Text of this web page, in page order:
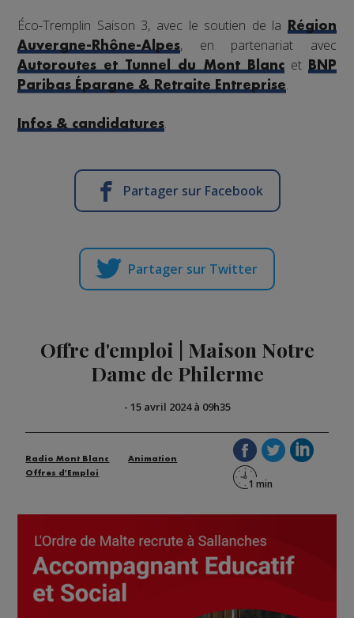
Éco-Tremplin Saison 3, avec le soutien de la
Région
Auvergne-Rhône-Alpes, en partenariat avec
Autoroutes et Tunnel du Mont Blancet
BNP
Paribas Épargne & Retraite Entreprise.
Infos & candidatures.
Partager sur Facebook
Partager sur Twitter
Offre d'emploi | Maison Notre
Dame de Philerme
- 15 avril 2024 à 09h35
Radio Mont Blanc
Animation
Offres d'Emploi